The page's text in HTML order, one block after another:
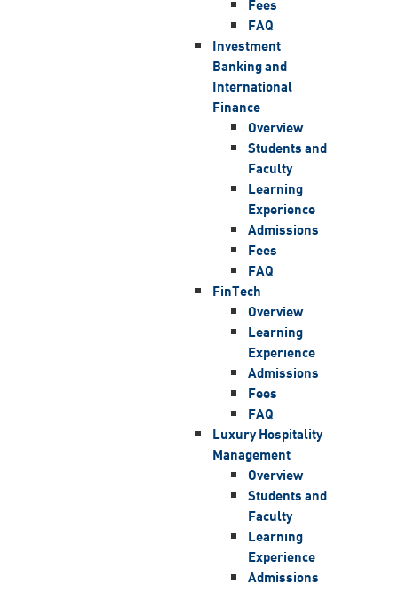
FAQ
Investment
Banking and
International
Finance
Overview
Students and
Faculty
Learning
Experience
Admissions
Fees
FAQ
FinTech
Overview
Learning
Experience
Admissions
Fees
FAQ
Luxury Hospitality
Management
Overview
Students and
Faculty
Learning
Experience
Admissions